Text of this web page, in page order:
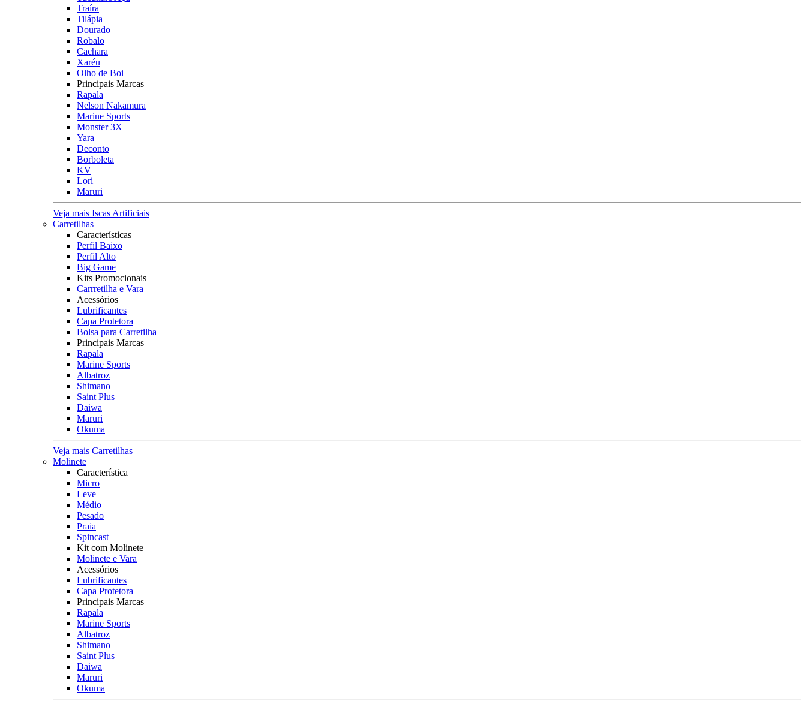
Traíra
Tilápia
Dourado
Robalo
Cachara
Xaréu
Olho de Boi
Principais Marcas
Rapala
Nelson Nakamura
Marine Sports
Monster 3X
Yara
Deconto
Borboleta
KV
Lori
Maruri
Veja mais Iscas Artificiais
Carretilhas
Características
Perfil Baixo
Perfil Alto
Big Game
Kits Promocionais
Carrretilha e Vara
Acessórios
Lubrificantes
Capa Protetora
Bolsa para Carretilha
Principais Marcas
Rapala
Marine Sports
Albatroz
Shimano
Saint Plus
Daiwa
Maruri
Okuma
Veja mais Carretilhas
Molinete
Característica
Micro
Leve
Médio
Pesado
Praia
Spincast
Kit com Molinete
Molinete e Vara
Acessórios
Lubrificantes
Capa Protetora
Principais Marcas
Rapala
Marine Sports
Albatroz
Shimano
Saint Plus
Daiwa
Maruri
Okuma